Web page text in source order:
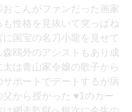
こんがファンだった画家
性格を見抜いて突っぱね
国宝の名刀小龍を見せて
鴎外のアシストもあり成
は青山家令嬢の歌子から
ポートでデートするが病
から授かった ♥1のカー